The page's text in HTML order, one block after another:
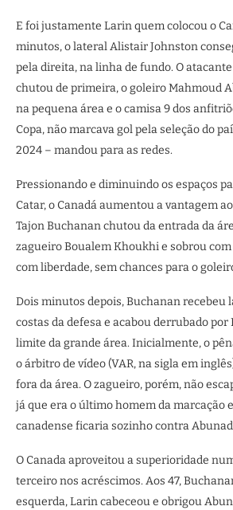
E foi justamente Larin quem colocou o
minutos, o lateral Alistair Johnston
pela direita, na linha de fundo. O
chutou de primeira, o goleiro Mahmoud
na pequena área e o camisa 9 dos
Copa, não marcava gol pela seleção do
2024 – mandou para as redes.
Pressionando e diminuindo os espaços
Catar, o Canadá aumentou a vantagem
Tajon Buchanan chutou da entrada da
zagueiro Boualem Khoukhi e sobrou
com liberdade, sem chances para o
Dois minutos depois, Buchanan recebeu
costas da defesa e acabou derrubado
limite da grande área. Inicialmente, o
o árbitro de vídeo (VAR, na sigla em
fora da área. O zagueiro, porém, não
já que era o último homem da marcação
canadense ficaria sozinho contra
O Canada aproveitou a superioridade
terceiro nos acréscimos. Aos 47,
esquerda, Larin cabeceou e obrigou